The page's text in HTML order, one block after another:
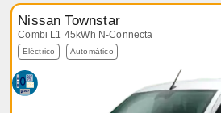
Nissan Townstar
Combi L1 45kWh N-Connecta
Eléctrico Automático